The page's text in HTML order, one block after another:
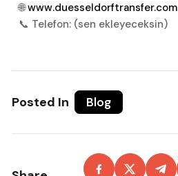
🌐www.duesseldorftransfer.com
📞 Telefon: (sen ekleyeceksin)
Posted In Blog